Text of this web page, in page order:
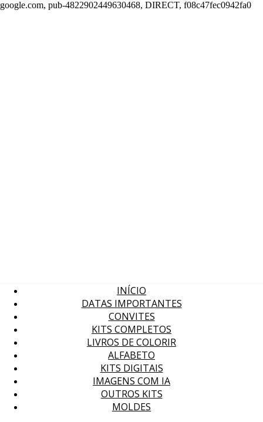
google.com, pub-4822902449630468, DIRECT, f08c47fec0942fa0
INÍCIO
DATAS IMPORTANTES
CONVITES
KITS COMPLETOS
LIVROS DE COLORIR
ALFABETO
KITS DIGITAIS
IMAGENS COM IA
OUTROS KITS
MOLDES